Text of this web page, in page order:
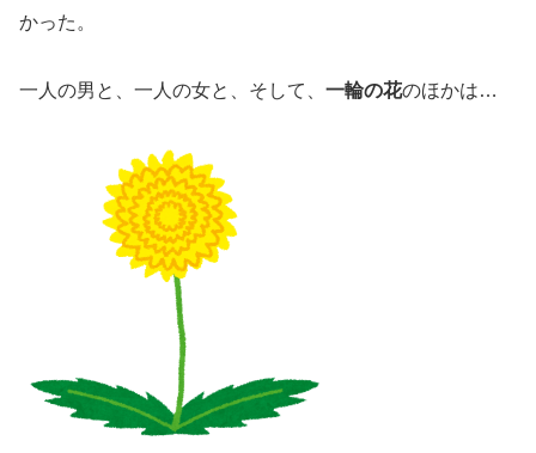
かった。
一人の男と、一人の女と、そして、 一輪の花のほかは…